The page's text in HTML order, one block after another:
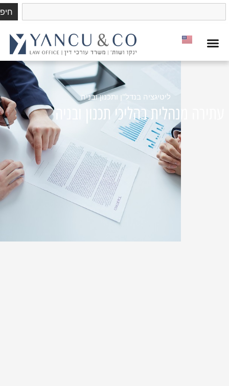
ליטיגציה בנדל"ן ותכנון ובניה
בהליכי תכנון ובניה